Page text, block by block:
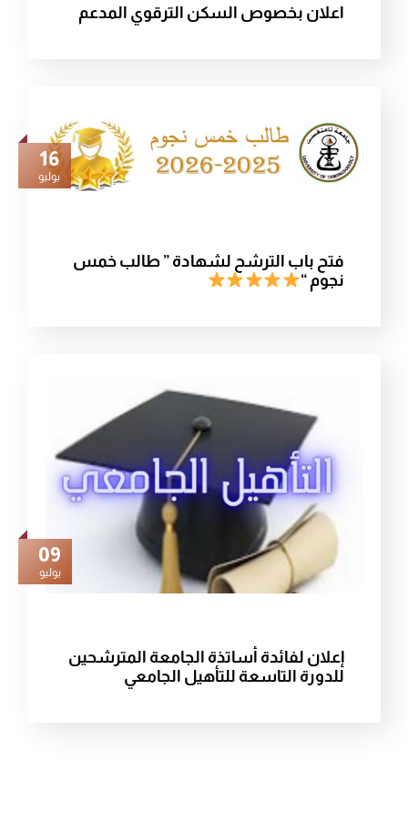
اعلان بخصوص السكن الترقوي المدعم
16
يوليو
فتح باب الترشح لشهادة ” طالب خمس
نجوم “
09
يوليو
إعلان لفائدة أساتذة الجامعة المترشحين
للدورة التاسعة للتأهيل الجامعي